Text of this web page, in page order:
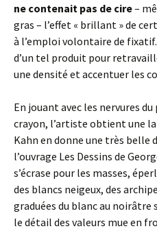
ne contenait pas de cire–
gras – l’effet « brillant » de
à l’emploi volontaire de
d’un tel produit pour
une densité et accentuer les
En jouant avec les nervures
crayon, l’artiste obtient une
Kahn en donne une très belle
l’ouvrage Les Dessins de
s’écrase pour les masses,
des blancs neigeux, des
graduées du blanc au noirâtre
le détail des valeurs mue en